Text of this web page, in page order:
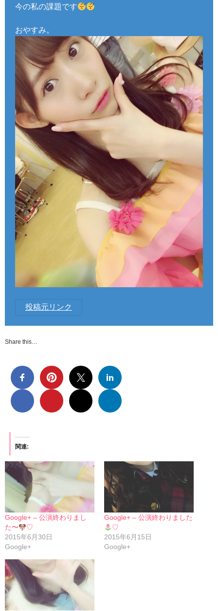
今の私の課題です
おやすみ。
投稿元リンク
Share this…
関連
Google+ – 公演終わりまし
た〜
♡
2015年6月30日
Google+
Google+ – 公演終わりました
♡
2015年6月15日
Google+